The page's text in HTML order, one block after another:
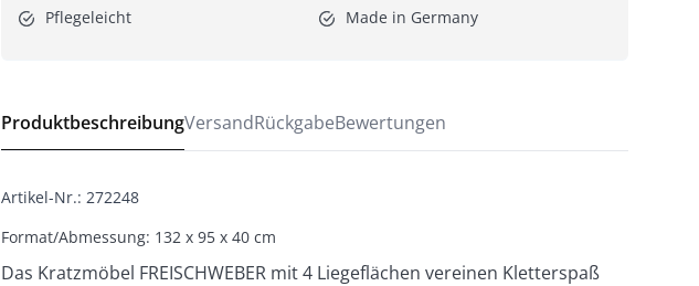
Pflegeleicht
Made in Germany
ProduktbeschreibungVersandRückgabeBewertungen
Artikel-Nr.: 272248
Format/Abmessung: 132 x 95 x 40 cm
Das Kratzmöbel FREISCHWEBER mit 4 Liegeflächen vereinen Kletterspaß